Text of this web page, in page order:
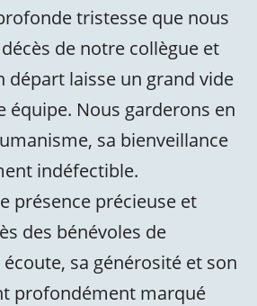
tristesse que nous
de notre collègue et
départ laisse un grand vide
équipe. Nous garderons en
sa bienveillance
indéfectible.
présence précieuse et
des bénévoles de
sa générosité et son
profondément marqué